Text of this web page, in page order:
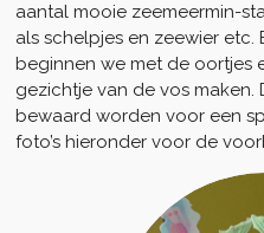
aantal mooie zeemeermin-
als schelpjes en zeewier etc.
beginnen we met de oortjes
gezichtje van de vos
bewaard worden voor een
foto’s hieronder voor de